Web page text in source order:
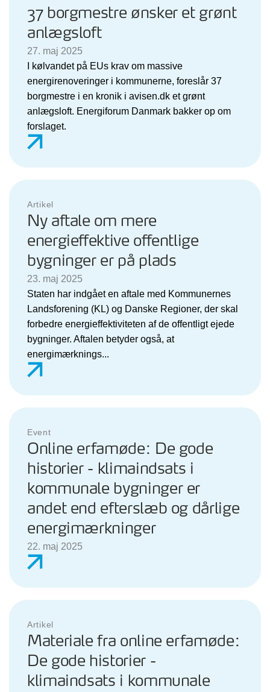
37 borgmestre ønsker et grønt
anlægsloft
27. maj 2025
I kølvandet på EUs krav om massive
energirenoveringer i kommunerne, foreslår 37
borgmestre i en kronik i avisen.dk et grønt
anlægsloft. Energiforum Danmark bakker op om
forslaget.
Artikel
Ny aftale om mere
energieffektive offentlige
bygninger er på plads
23. maj 2025
Staten har indgået en aftale med Kommunernes
Landsforening (KL) og Danske Regioner, der skal
forbedre energieffektiviteten af de offentligt ejede
bygninger. Aftalen betyder også, at
energimærknings...
Event
Online erfamøde: De gode
historier - klimaindsats i
kommunale bygninger er
andet end efterslæb og dårlige
energimærkninger
22. maj 2025
Artikel
Materiale fra online erfamøde:
De gode historier -
klimaindsats i kommunale